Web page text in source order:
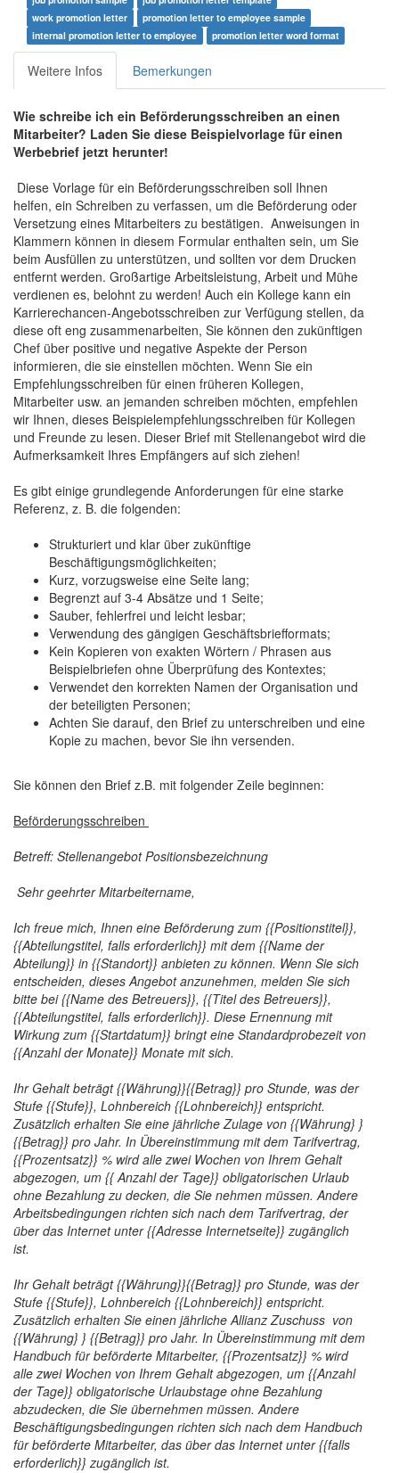
work promotion letter
promotion letter to employee sample
internal promotion letter to employee
promotion letter word format
Weitere Infos Bemerkungen
Wie schreibe ich ein Beförderungsschreiben an einen
Mitarbeiter? Laden Sie diese Beispielvorlage für einen
Werbebrief jetzt herunter!
Diese Vorlage für ein Beförderungsschreiben soll Ihnen
helfen, ein Schreiben zu verfassen, um die Beförderung oder
Versetzung eines Mitarbeiters zu bestätigen. Anweisungen in
Klammern können in diesem Formular enthalten sein, um Sie
beim Ausfüllen zu unterstützen, und sollten vor dem Drucken
entfernt werden. Großartige Arbeitsleistung, Arbeit und Mühe
verdienen es, belohnt zu werden! Auch ein Kollege kann ein
Karrierechancen-Angebotsschreiben zur Verfügung stellen, da
diese oft eng zusammenarbeiten, Sie können den zukünftigen
Chef über positive und negative Aspekte der Person
informieren, die sie einstellen möchten. Wenn Sie ein
Empfehlungsschreiben für einen früheren Kollegen,
Mitarbeiter usw. an jemanden schreiben möchten, empfehlen
wir Ihnen, dieses Beispielempfehlungsschreiben für Kollegen
und Freunde zu lesen. Dieser Brief mit Stellenangebot wird die
Aufmerksamkeit Ihres Empfängers auf sich ziehen!
Es gibt einige grundlegende Anforderungen für eine starke
Referenz, z. B. die folgenden:
Strukturiert und klar über zukünftige
Beschäftigungsmöglichkeiten;
Kurz, vorzugsweise eine Seite lang;
Begrenzt auf 3-4 Absätze und 1 Seite;
Sauber, fehlerfrei und leicht lesbar;
Verwendung des gängigen Geschäftsbriefformats;
Kein Kopieren von exakten Wörtern / Phrasen aus
Beispielbriefen ohne Überprüfung des Kontextes;
Verwendet den korrekten Namen der Organisation und
der beteiligten Personen;
Achten Sie darauf, den Brief zu unterschreiben und eine
Kopie zu machen, bevor Sie ihn versenden.
Sie können den Brief z.B. mit folgender Zeile beginnen:
Beförderungsschreiben
Betreff: Stellenangebot Positionsbezeichnung
Sehr geehrter Mitarbeitername,
Ich freue mich, Ihnen eine Beförderung zum {{Positionstitel}},
{{Abteilungstitel, falls erforderlich}} mit dem {{Name der
Abteilung}} in {{Standort}} anbieten zu können. Wenn Sie sich
entscheiden, dieses Angebot anzunehmen, melden Sie sich
bitte bei {{Name des Betreuers}}, {{Titel des Betreuers}},
{{Abteilungstitel, falls erforderlich}}. Diese Ernennung mit
Wirkung zum {{Startdatum}} bringt eine Standardprobezeit von
{{Anzahl der Monate}} Monate mit sich.
Ihr Gehalt beträgt {{Währung}}{{Betrag}} pro Stunde, was der
Stufe {{Stufe}}, Lohnbereich {{Lohnbereich}} entspricht.
Zusätzlich erhalten Sie eine jährliche Zulage von {{Währung} }
{{Betrag}} pro Jahr. In Übereinstimmung mit dem Tarifvertrag,
{{Prozentsatz}} % wird alle zwei Wochen von Ihrem Gehalt
abgezogen, um {{ Anzahl der Tage}} obligatorischen Urlaub
ohne Bezahlung zu decken, die Sie nehmen müssen. Andere
Arbeitsbedingungen richten sich nach dem Tarifvertrag, der
über das Internet unter {{Adresse Internetseite}} zugänglich
ist.
Ihr Gehalt beträgt {{Währung}}{{Betrag}} pro Stunde, was der
Stufe {{Stufe}}, Lohnbereich {{Lohnbereich}} entspricht.
Zusätzlich erhalten Sie einen jährliche Allianz Zuschuss von
{{Währung} } {{Betrag}} pro Jahr. In Übereinstimmung mit dem
Handbuch für beförderte Mitarbeiter, {{Prozentsatz}} % wird
alle zwei Wochen von Ihrem Gehalt abgezogen, um {{Anzahl
der Tage}} obligatorische Urlaubstage ohne Bezahlung
abzudecken, die Sie übernehmen müssen. Andere
Beschäftigungsbedingungen richten sich nach dem Handbuch
für beförderte Mitarbeiter, das über das Internet unter {{falls
erforderlich}} zugänglich ist.